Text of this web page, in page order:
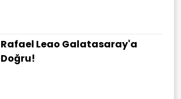
Rafael Leao Galatasaray'a
Doğru!